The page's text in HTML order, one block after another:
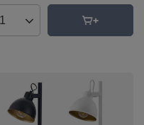
Ilość produktów